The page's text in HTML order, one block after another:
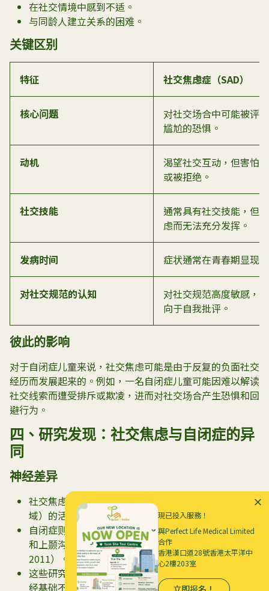
現已投入服務！
與Perfect Life Medical Limited
合作
香港漢口道28號香港太平洋中
心2樓203室
立即报名！
在社交情境中感到不适。
与同龄人建立关系的困难。
关键区别
特征 社交焦虑症（SAD）
核心问题
对社交场合中可能被评
尴尬的恐惧。
动机
渴望社交互动，但害怕
或被拒绝。
社交技能
通常具有社交技能，但
虑而无法充分发挥。
发病时间 症状通常在青春期显现。
对社交规范的认知
对社交规范高度敏感，
向于自我批评。
彼此的影响
对于自闭症儿童来说，社交焦虑可能是由于反复的负面社交
经历而发展起来的。例如，一名自闭症儿童可能因难以解读
社交线索而遭受排斥或欺凌，进而对社交场合产生恐惧和回
避行为。
四、研究发现：社交焦虑与自闭症的异
同
神经差异
社交焦虑症与杏仁核（大脑中负责恐惧和威胁感知的区
域）的活动过度有关（Klumpp et al., 2012
自闭症则与大脑中负责社交处理的区域（如前额叶皮质
和上颞沟）的结构和功能差异有关（
2011）。
这些研究表明，尽管两种障碍都影响社交功能，但其神
经基础不同。